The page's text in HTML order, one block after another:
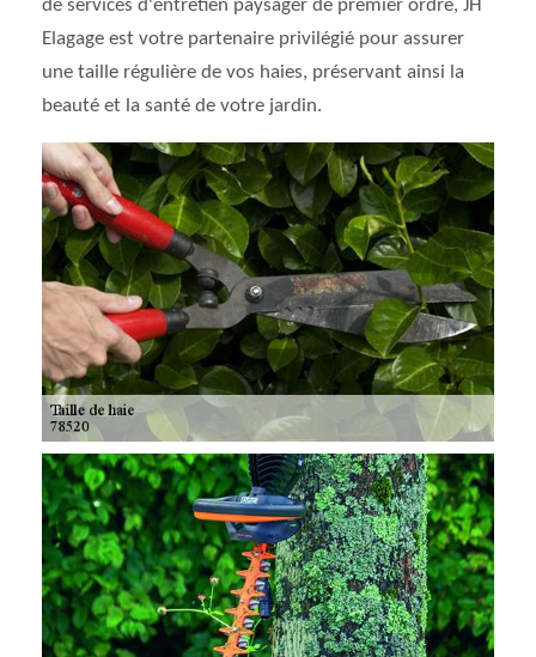
de services d'entretien paysager de premier ordre, JH
Elagage est votre partenaire privilégié pour assurer
une taille régulière de vos haies, préservant ainsi la
beauté et la santé de votre jardin.